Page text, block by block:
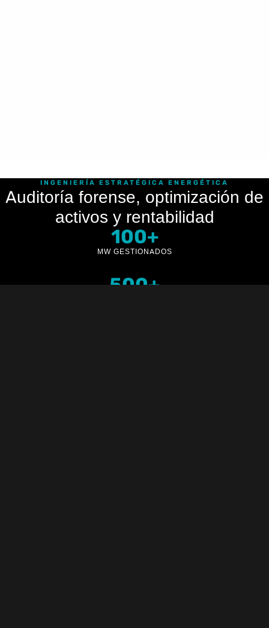
INGENIERÍA ESTRATÉGICA ENERGÉTICA
Auditoría forense, optimización de
activos y rentabilidad
100+
MW GESTIONADOS
500+